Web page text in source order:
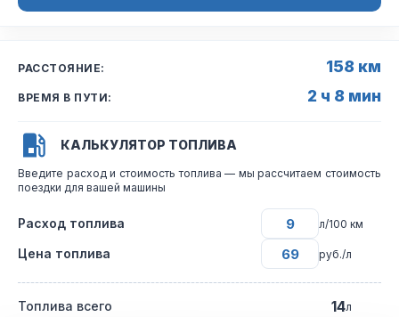
РАССТОЯНИЕ: 158 км
ВРЕМЯ В ПУТИ: 2 ч 8 мин
КАЛЬКУЛЯТОР ТОПЛИВА
Введите расход и стоимость топлива — мы рассчитаем стоимость
поездки для вашей машины
Расход топлива л/100 км
Цена топлива руб./л
Топлива всего 14л